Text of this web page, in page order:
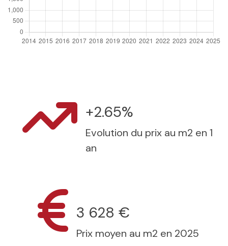
+2.65%
Evolution du prix au m2 en 1
an
3 628 €
Prix moyen au m2 en 2025